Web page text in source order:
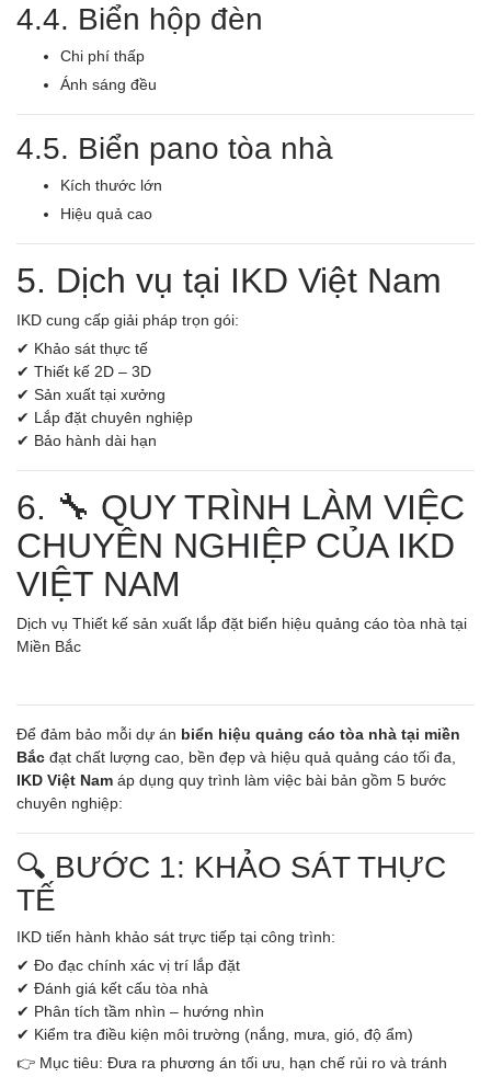
4.4. Biển hộp đèn
Chi phí thấp
Ánh sáng đều
4.5. Biển pano tòa nhà
Kích thước lớn
Hiệu quả cao
5. Dịch vụ tại IKD Việt Nam
IKD cung cấp giải pháp trọn gói:
✔ Khảo sát thực tế
✔ Thiết kế 2D – 3D
✔ Sản xuất tại xưởng
✔ Lắp đặt chuyên nghiệp
✔ Bảo hành dài hạn
6. 🔧 QUY TRÌNH LÀM VIỆC
CHUYÊN NGHIỆP CỦA IKD
VIỆT NAM
Dịch vụ Thiết kế sản xuất lắp đặt biển hiệu quảng cáo tòa nhà tại
Miền Bắc
Để đảm bảo mỗi dự án biển hiệu quảng cáo tòa nhà tại miền
Bắc đạt chất lượng cao, bền đẹp và hiệu quả quảng cáo tối đa,
IKD Việt Nam áp dụng quy trình làm việc bài bản gồm 5 bước
chuyên nghiệp:
🔍 BƯỚC 1: KHẢO SÁT THỰC
TẾ
IKD tiến hành khảo sát trực tiếp tại công trình:
✔ Đo đạc chính xác vị trí lắp đặt
✔ Đánh giá kết cấu tòa nhà
✔ Phân tích tầm nhìn – hướng nhìn
✔ Kiểm tra điều kiện môi trường (nắng, mưa, gió, độ ẩm)
👉 Mục tiêu: Đưa ra phương án tối ưu, hạn chế rủi ro và tránh